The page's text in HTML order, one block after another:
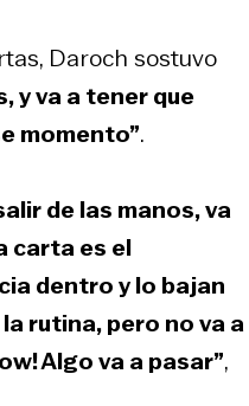
Daroch sostuvo
y va a tener que
momento”.
de las manos, va
carta es el
dentro y lo bajan
rutina, pero no va a
Algo va a pasar”,